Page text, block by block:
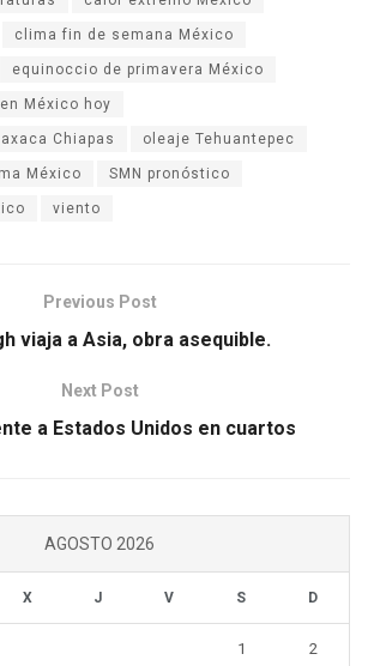
clima fin de semana México
equinoccio de primavera México
México hoy
Chiapas oleaje Tehuantepec
México SMN pronóstico
viento
Previous Post
viaja a Asia, obra asequible.
Next Post
a Estados Unidos en cuartos
AGOSTO 2026
X J V S D
1 2